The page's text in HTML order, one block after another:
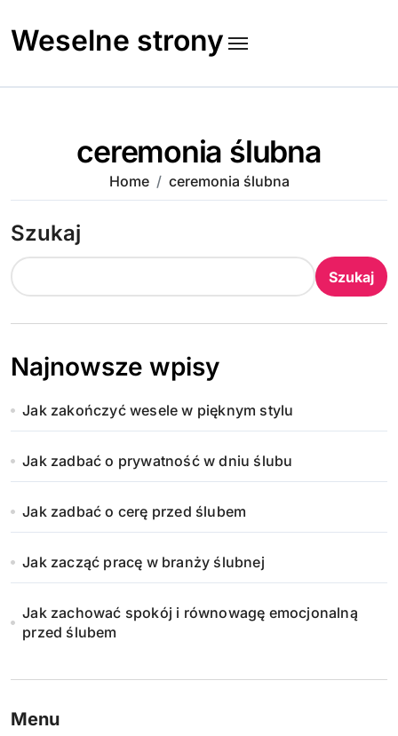
to
content
Weselne strony
ceremonia ślubna
Home ceremonia ślubna
Szukaj
Szukaj
Najnowsze wpisy
Jak zakończyć wesele w pięknym stylu
Jak zadbać o prywatność w dniu ślubu
Jak zadbać o cerę przed ślubem
Jak zacząć pracę w branży ślubnej
Jak zachować spokój i równowagę emocjonalną
przed ślubem
Menu